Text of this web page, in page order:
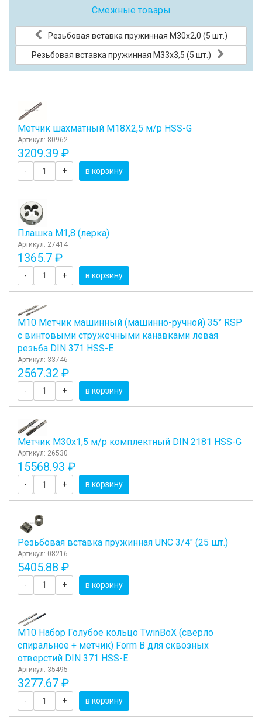
Смежные товары
Резьбовая вставка пружинная M30x2,0 (5 шт.)
Резьбовая вставка пружинная M33x3,5 (5 шт.)
Метчик шахматный М18Х2,5 м/р HSS-G
Артикул: 80962
3209.39 ₽
- + в корзину
Плашка М1,8 (лерка)
Артикул: 27414
1365.7 ₽
- + в корзину
М10 Метчик машинный (машинно-ручной) 35° RSP
с винтовыми стружечными канавками левая
резьба DIN 371 HSS-E
Артикул: 33746
2567.32 ₽
- + в корзину
Метчик М30x1,5 м/р комплектный DIN 2181 HSS-G
Артикул: 26530
15568.93 ₽
- + в корзину
Резьбовая вставка пружинная UNC 3/4" (25 шт.)
Артикул: 08216
5405.88 ₽
- + в корзину
М10 Набор Голубое кольцо TwinBoХ (сверло
спиральное + метчик) Form B для сквозных
отверстий DIN 371 HSS-E
Артикул: 35495
3277.67 ₽
- + в корзину